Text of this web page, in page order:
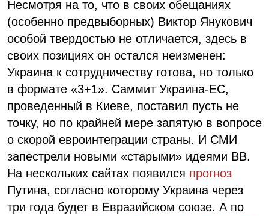
Несмотря на то, что в своих обещаниях
(особенно предвыборных) Виктор Янукович
особой твердостью не отличается, здесь в
своих позициях он остался неизменен:
Украина к сотрудничеству готова, но только
в формате «3+1». Саммит Украина-ЕС,
проведенный в Киеве, поставил пусть не
точку, но по крайней мере запятую в вопросе
о скорой евроинтеграции страны. И СМИ
запестрели новыми «старыми» идеями ВВ.
На нескольких сайтах появился прогноз
Путина, согласно которому Украина через
три года будет в Евразийском союзе. А по